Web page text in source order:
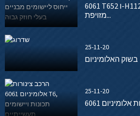
6061 T652 ו-H112 פלטפורמת אלומיניום
מזויפת...
25-11-20
25-11-20